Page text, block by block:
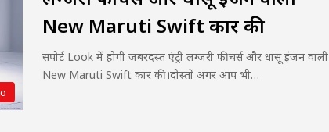
New Maruti Swift कार की
सपोर्ट Look में होगी जबरदस्त एंट्री लग्जरी फीचर्स और धांसू इंजन वाली
New Maruti Swift कार की।दोस्तों अगर आप भी…